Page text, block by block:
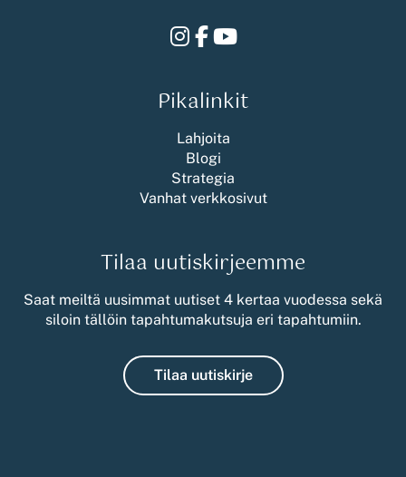
Instagram
Facebook
Youtube
Pikalinkit
Lahjoita
Blogi
Strategia
Vanhat verkkosivut
Tilaa uutiskirjeemme
Saat meiltä uusimmat uutiset 4 kertaa vuodessa sekä
siloin tällöin tapahtumakutsuja eri tapahtumiin.
Tilaa uutiskirje